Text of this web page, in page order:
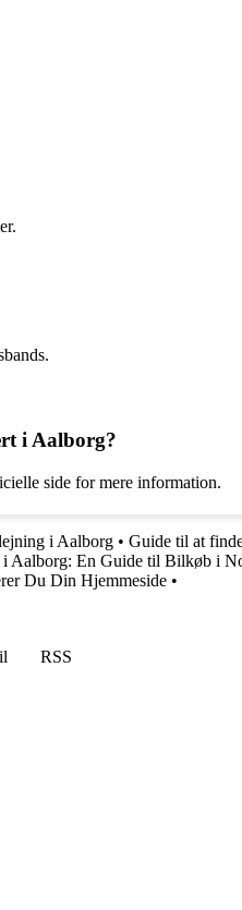
i Aalborg?
side for mere information.
i Aalborg • Guide til at
Aalborg: En Guide til Bilkøb i
Du Din Hjemmeside •
RSS